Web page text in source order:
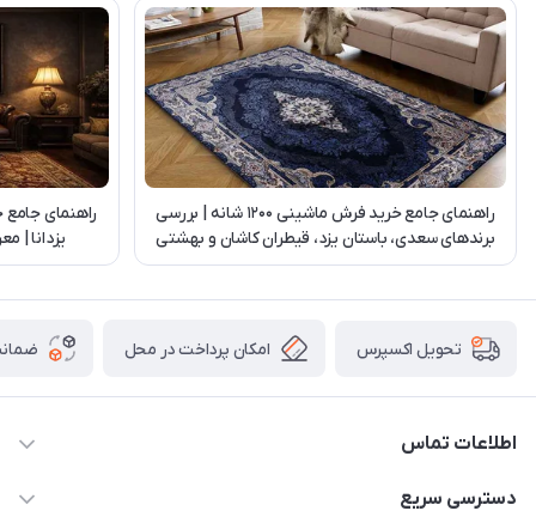
راهنمای جامع خرید فرش ماشینی 1200 شانه | بررسی
برندهای سعدی، باستان یزد، قیطران کاشان و بهشتی
تبریز
راهنمای
یزدانا |
تحویل اکسپرس امکان پرداخت در محل
اطلاعات تماس
03538252575
دسترسی سریع